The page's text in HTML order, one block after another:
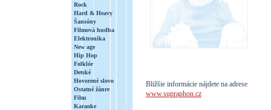
Rock
Hard & Heavy
Šansóny
Filmová hudba
Elektronika
New age
Hip Hop
Folklór
Detské
Hovorené slovo
Ostatné žánre
Film
Karaoke
Bližšie informácie nájdete na adrese
www.supraphon.cz